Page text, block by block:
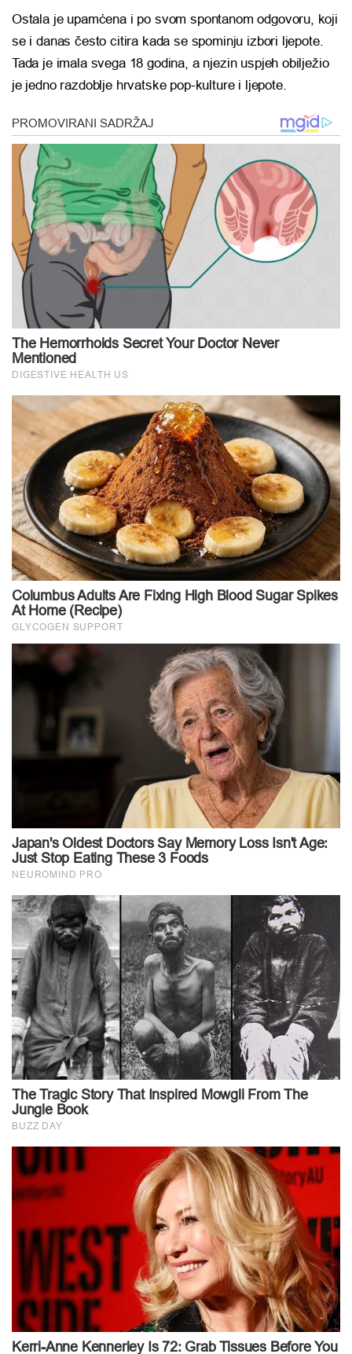
Ostala je upamćena i po svom spontanom odgovoru, koji
se i danas često citira kada se spominju izbori ljepote.
Tada je imala svega 18 godina, a njezin uspjeh obilježio
je jedno razdoblje hrvatske pop-kulture i ljepote.